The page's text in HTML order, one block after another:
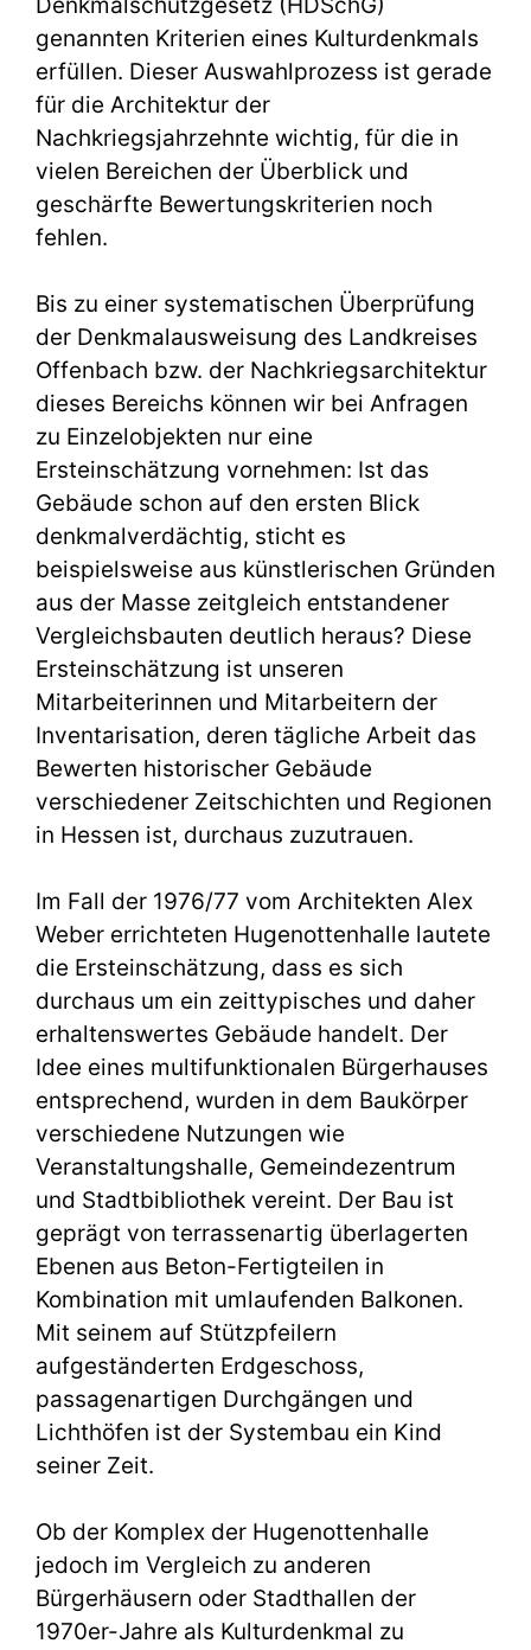
genannten Kriterien eines Kulturdenkmals
erfüllen. Dieser Auswahlprozess ist gerade
für die Architektur der
Nachkriegsjahrzehnte wichtig, für die in
vielen Bereichen der Überblick und
geschärfte Bewertungskriterien noch
fehlen.
Bis zu einer systematischen Überprüfung
der Denkmalausweisung des Landkreises
Offenbach bzw. der Nachkriegsarchitektur
dieses Bereichs können wir bei Anfragen
zu Einzelobjekten nur eine
Ersteinschätzung vornehmen: Ist das
Gebäude schon auf den ersten Blick
denkmalverdächtig, sticht es
beispielsweise aus künstlerischen Gründen
aus der Masse zeitgleich entstandener
Vergleichsbauten deutlich heraus? Diese
Ersteinschätzung ist unseren
Mitarbeiterinnen und Mitarbeitern der
Inventarisation, deren tägliche Arbeit das
Bewerten historischer Gebäude
verschiedener Zeitschichten und Regionen
in Hessen ist, durchaus zuzutrauen.
Im Fall der 1976/77 vom Architekten Alex
Weber errichteten Hugenottenhalle lautete
die Ersteinschätzung, dass es sich
durchaus um ein zeittypisches und daher
erhaltenswertes Gebäude handelt. Der
Idee eines multifunktionalen Bürgerhauses
entsprechend, wurden in dem Baukörper
verschiedene Nutzungen wie
Veranstaltungshalle, Gemeindezentrum
und Stadtbibliothek vereint. Der Bau ist
geprägt von terrassenartig überlagerten
Ebenen aus Beton-Fertigteilen in
Kombination mit umlaufenden Balkonen.
Mit seinem auf Stützpfeilern
aufgeständerten Erdgeschoss,
passagenartigen Durchgängen und
Lichthöfen ist der Systembau ein Kind
seiner Zeit.
Ob der Komplex der Hugenottenhalle
jedoch im Vergleich zu anderen
Bürgerhäusern oder Stadthallen der
1970er-Jahre als Kulturdenkmal zu